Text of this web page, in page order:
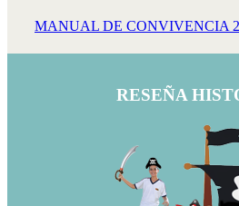
MANUAL DE CONVIVENCIA
RESEÑA